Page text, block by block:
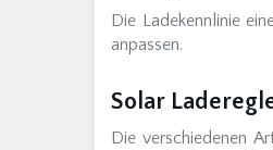
Die Ladekennlinie
anpassen.
Solar
Die verschiedenen